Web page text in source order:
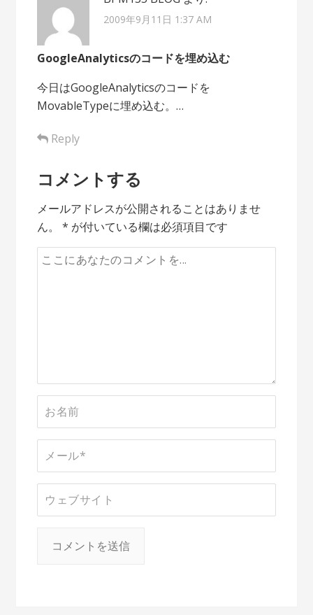
2009年9月11日 1:37 AM
GoogleAnalyticsのコードを埋め込む
今日はGoogleAnalyticsのコードを
MovableTypeに埋め込む。…
Reply
コメントする
メールアドレスが公開されることはありませ
ん。
* が付いている欄は必須項目です